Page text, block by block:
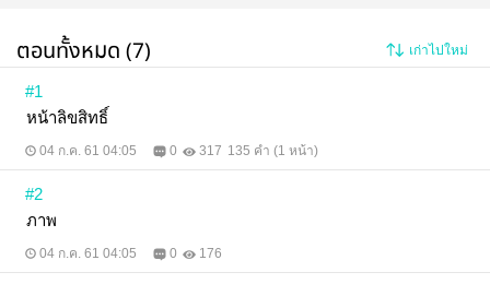
ดูเป็นปกติเหมือนไม่จริงจัง แต่สายตากลับเอาจริงอยู่ไม่
น้อย “ผม… คงปฏิเสธไม่ได้ใช่ไหมครับ” รุ่นพี่ยกยิ้ม ส่าย
เหมือนว่าต้องตกปากรับคำโดยไม่เต็มใจได้ยังไงล่ะครับ”
เขากัดฟันอ้อมแอ้มตอบ คิ้วขมวดแน่นสองแก้มแดงซ่าน
เข้า ก็จะมองเห็นอนาคตของคนๆ นั้นได้! เขาจึงหาราย
ได้พิเศษเป็นหมอดูไพ่ทาโรต์ "ค่าครูร้อยเดียวเลี้ยวเข้ามา
ตอนทั้งหมด (7) เก่าไปใหม่
#1
หน้าลิขสิทธิ์
04 ก.ค. 61 04:05 0 317 135 คำ (1 หน้า)
#2
ภาพ
04 ก.ค. 61 04:05 0 176